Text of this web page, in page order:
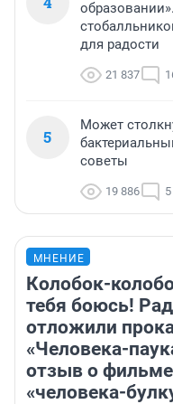
для радости
21 837
5
Может
советы
19 886 5
МНЕНИЕ
Колобок-
тебя боюсь!
отложили
«Человека-
отзыв о
«человека-